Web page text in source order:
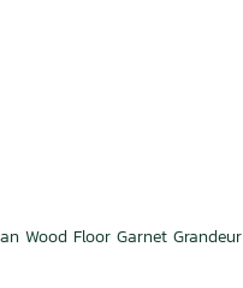
Wood Floor Garnet Grandeur